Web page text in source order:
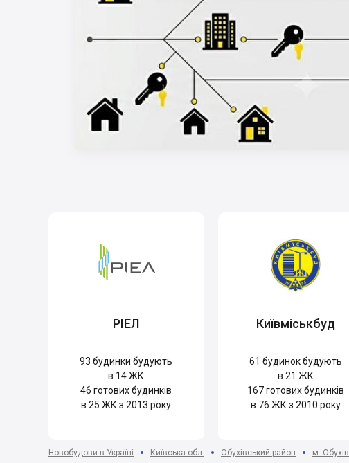
РІЕЛ
93 будинки будують
в 14 ЖК
46 готових будинків
в 25 ЖК з 2013 року
Київміськбуд
61 будинок будують
в 21 ЖК
167готових будинків
в 76 ЖК з 2010 року
Новобудови в Україні Київська обл. Обухівський район м. Обухів